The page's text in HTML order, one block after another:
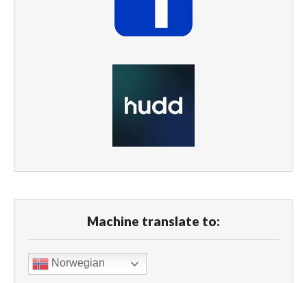
Machine translate to:
Norwegian